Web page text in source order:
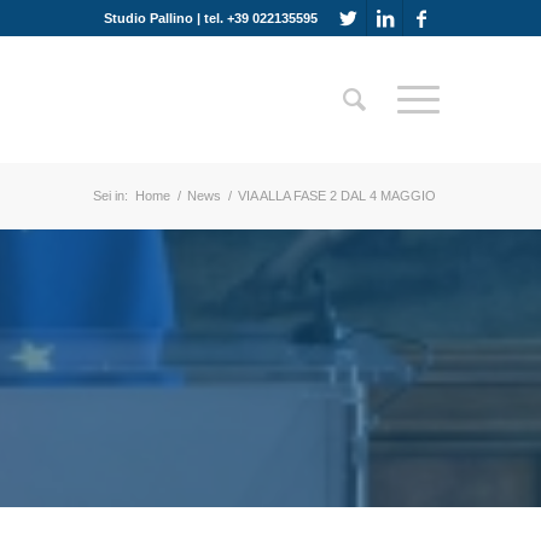
Studio Pallino | tel. +39 022135595
Sei in: Home / News / VIA ALLA FASE 2 DAL 4 MAGGIO